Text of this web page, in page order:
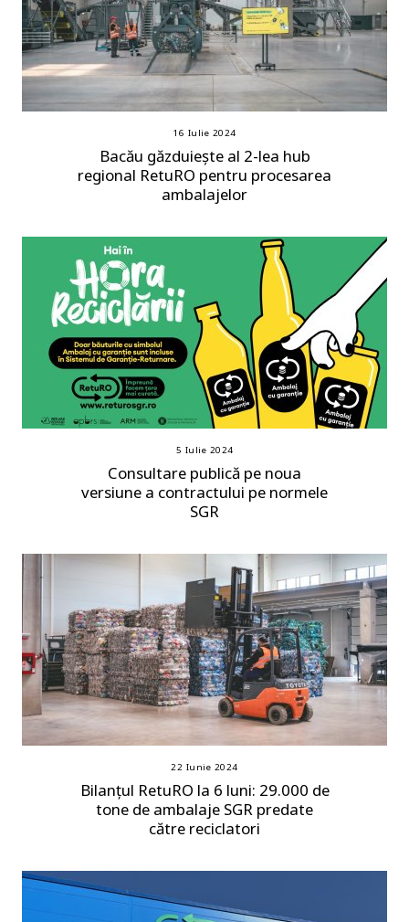
16 Iulie 2024
Bacău găzduiește al 2-lea hub
regional RetuRO pentru procesarea
ambalajelor
5 Iulie 2024
Consultare publică pe noua
versiune a contractului pe normele
SGR
22 Iunie 2024
Bilanțul RetuRO la 6 luni: 29.000 de
tone de ambalaje SGR predate
către reciclatori